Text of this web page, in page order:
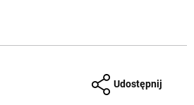
Udostępnij